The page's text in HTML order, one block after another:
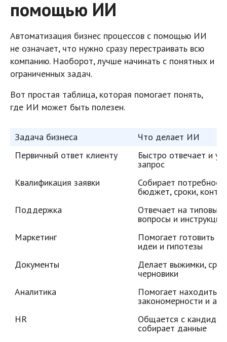
помощью ИИ
Автоматизация бизнес процессов с помощью ИИ
не означает, что нужно сразу перестраивать всю
компанию. Наоборот, лучше начинать с понятных и
ограниченных задач.
Вот простая таблица, которая помогает понять,
где ИИ может быть полезен.
Задача бизнеса
Что делает ИИ
Первичный ответ клиенту
Быстро отвечает и
запрос
Квалификация заявки
Собирает
бюджет, сроки,
Поддержка
Отвечает на типовые
вопросы и инструкции
Маркетинг
Помогает готовить
идеи и гипотезы
Документы
Делает выжимки,
черновики
Аналитика
Помогает находить
закономерности и
HR
Общается с
собирает данные